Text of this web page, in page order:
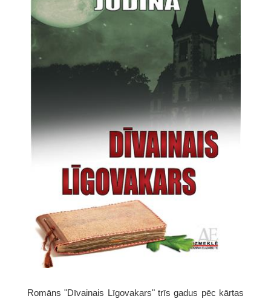
Romāns "Dīvainais Līgovakars" trīs gadus pēc kārtas